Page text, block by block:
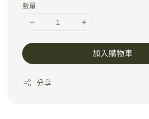
數量
加入購物車
分享